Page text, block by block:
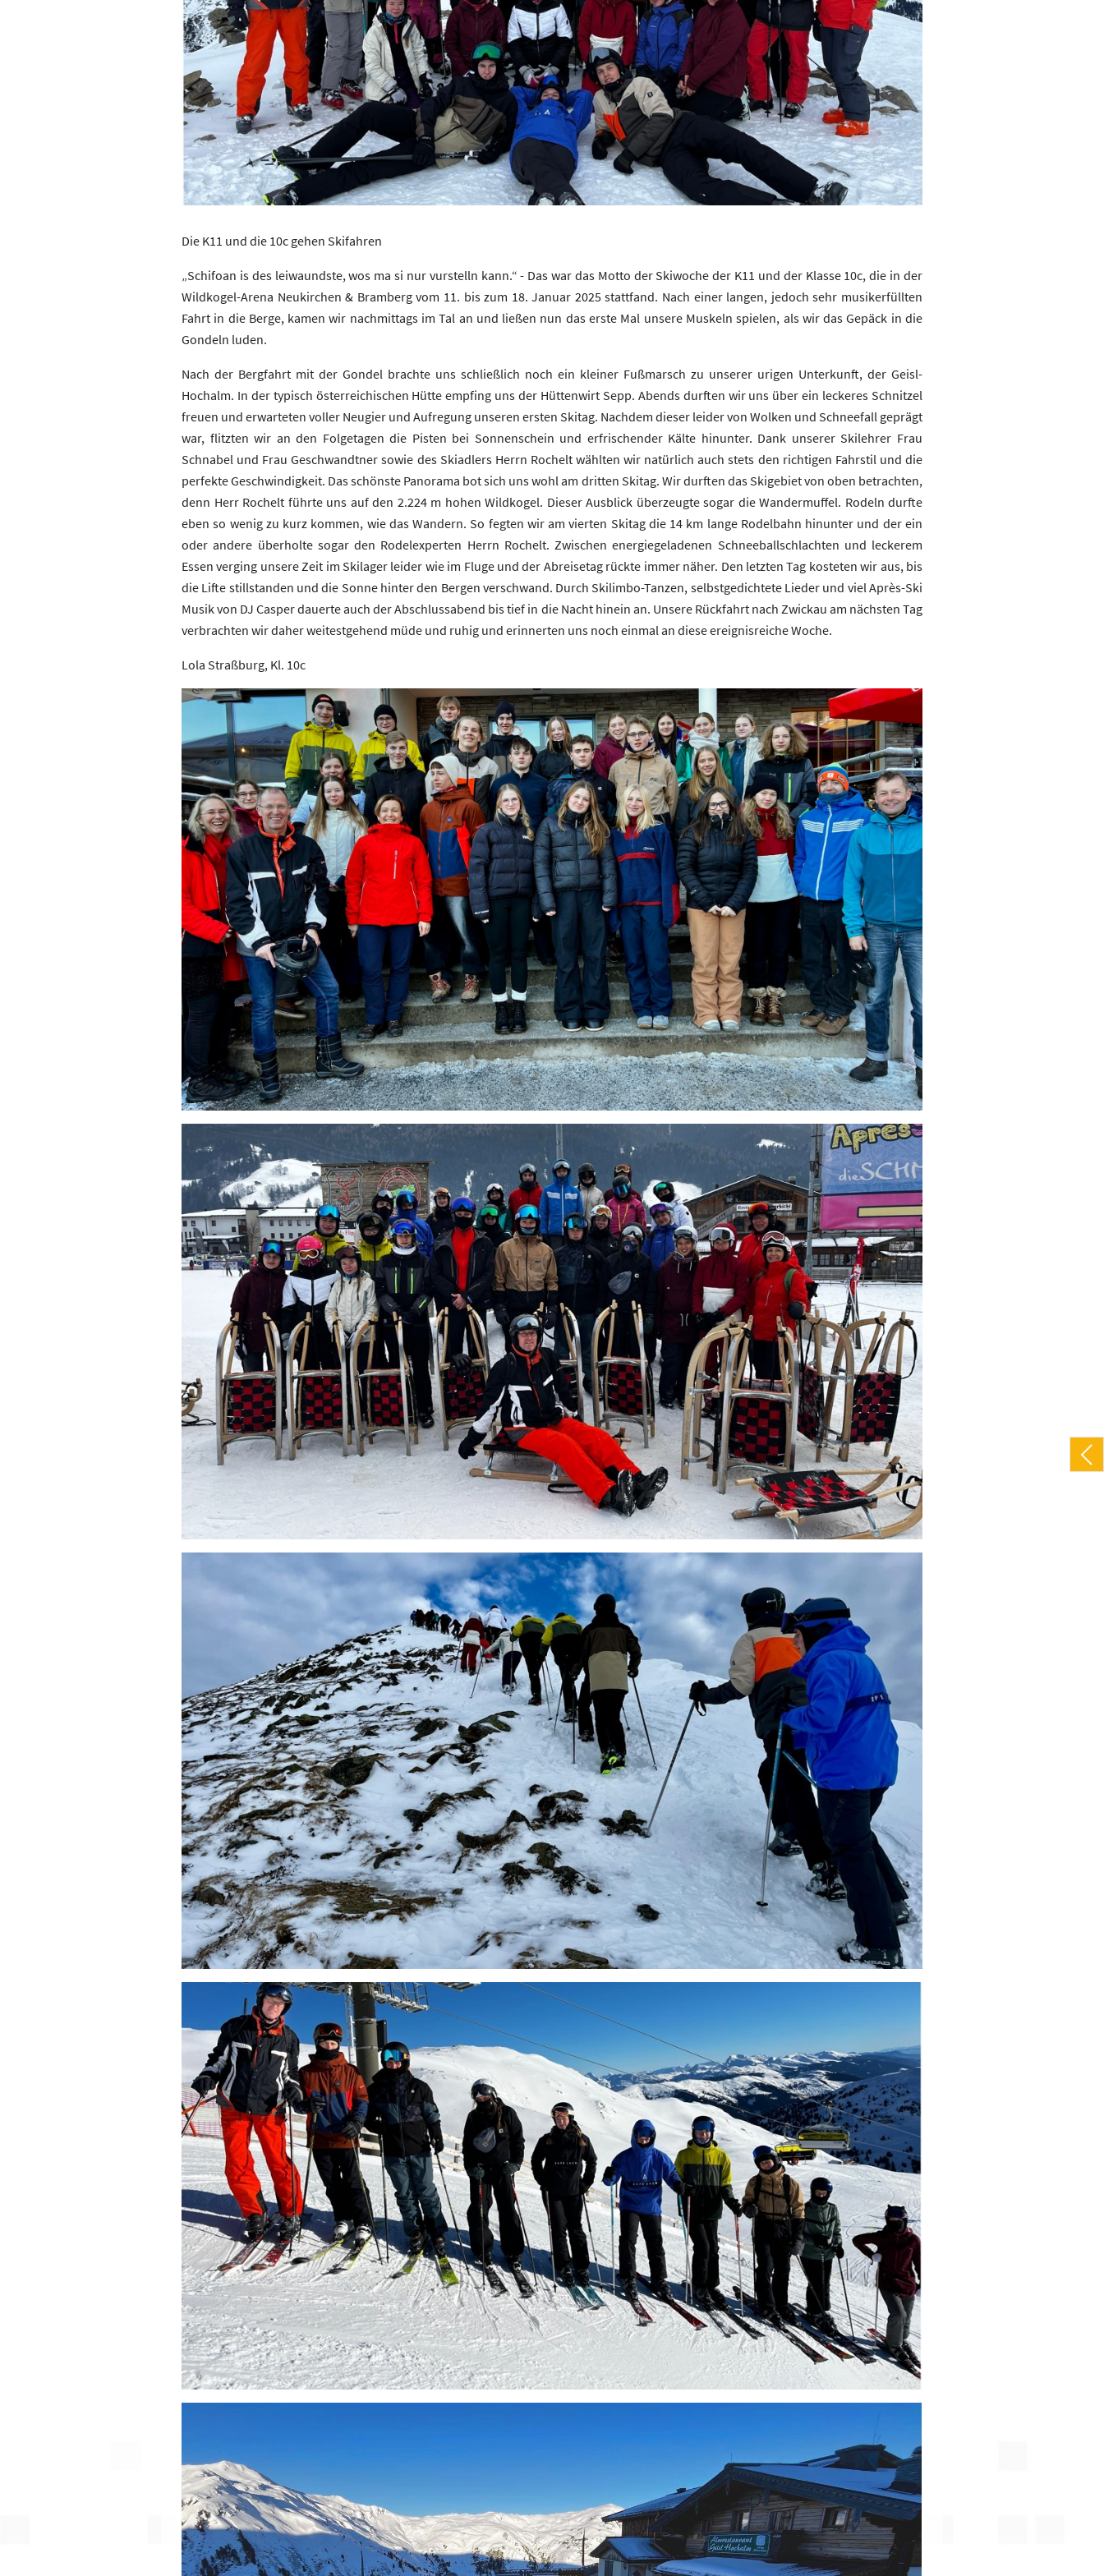
Die K11 und die 10c gehen Skifahren
„Schifoan is des leiwaundste, wos ma si nur vurstelln kann.“ - Das war das Motto der Skiwoche der K11 und der Klasse 10c, die in der
Wildkogel-Arena Neukirchen & Bramberg vom 11. bis zum 18. Januar 2025 stattfand. Nach einer langen, jedoch sehr musikerfüllten
Fahrt in die Berge, kamen wir nachmittags im Tal an und ließen nun das erste Mal unsere Muskeln spielen, als wir das Gepäck in die
Gondeln luden.
Nach der Bergfahrt mit der Gondel brachte uns schließlich noch ein kleiner Fußmarsch zu unserer urigen Unterkunft, der Geisl-
Hochalm. In der typisch österreichischen Hütte empfing uns der Hüttenwirt Sepp. Abends durften wir uns über ein leckeres Schnitzel
freuen und erwarteten voller Neugier und Aufregung unseren ersten Skitag. Nachdem dieser leider von Wolken und Schneefall geprägt
war, flitzten wir an den Folgetagen die Pisten bei Sonnenschein und erfrischender Kälte hinunter. Dank unserer Skilehrer Frau
Schnabel und Frau Geschwandtner sowie des Skiadlers Herrn Rochelt wählten wir natürlich auch stets den richtigen Fahrstil und die
perfekte Geschwindigkeit. Das schönste Panorama bot sich uns wohl am dritten Skitag. Wir durften das Skigebiet von oben betrachten,
denn Herr Rochelt führte uns auf den 2.224 m hohen Wildkogel. Dieser Ausblick überzeugte sogar die Wandermuffel. Rodeln durfte
eben so wenig zu kurz kommen, wie das Wandern. So fegten wir am vierten Skitag die 14 km lange Rodelbahn hinunter und der ein
oder andere überholte sogar den Rodelexperten Herrn Rochelt. Zwischen energiegeladenen Schneeballschlachten und leckerem
Essen verging unsere Zeit im Skilager leider wie im Fluge und der Abreisetag rückte immer näher. Den letzten Tag kosteten wir aus, bis
die Lifte stillstanden und die Sonne hinter den Bergen verschwand. Durch Skilimbo-Tanzen, selbstgedichtete Lieder und viel Après-Ski
Musik von DJ Casper dauerte auch der Abschlussabend bis tief in die Nacht hinein an. Unsere Rückfahrt nach Zwickau am nächsten Tag
verbrachten wir daher weitestgehend müde und ruhig und erinnerten uns noch einmal an diese ereignisreiche Woche.
Lola Straßburg, Kl. 10c